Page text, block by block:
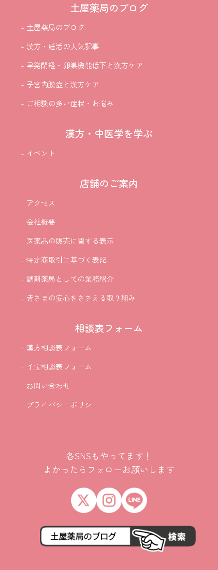
土屋薬局のブログ
- 土屋薬局のブログ
- 漢方・妊活の人気記事
- 早発閉経・卵巣機能低下と漢方ケア
- 子宮内膜症と漢方ケア
- ご相談の多い症状・お悩み
漢方・中医学を学ぶ
- イベント
店舗のご案内
- アクセス
- 会社概要
- 医薬品の販売に関する表示
- 特定商取引に基づく表記
- 調剤薬局としての業務紹介
- 皆さまの安心をささえる取り組み
相談表フォーム
- 漢方相談表フォーム
- 子宝相談表フォーム
- お問い合わせ
- プライバシーポリシー
各SNSもやってます！
よかったらフォローお願いします